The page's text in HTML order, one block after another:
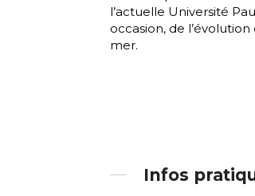
l’actuelle Université
occasion, de
mer.
Infos